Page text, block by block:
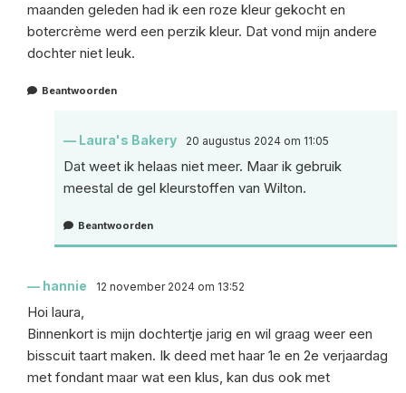
maanden geleden had ik een roze kleur gekocht en
botercrème werd een perzik kleur. Dat vond mijn andere
dochter niet leuk.
Beantwoorden
Laura's Bakery 20 augustus 2024 om 11:05
Dat weet ik helaas niet meer. Maar ik gebruik
meestal de gel kleurstoffen van Wilton.
Beantwoorden
hannie 12 november 2024 om 13:52
Hoi laura,
Binnenkort is mijn dochtertje jarig en wil graag weer een
bisscuit taart maken. Ik deed met haar 1e en 2e verjaardag
met fondant maar wat een klus, kan dus ook met